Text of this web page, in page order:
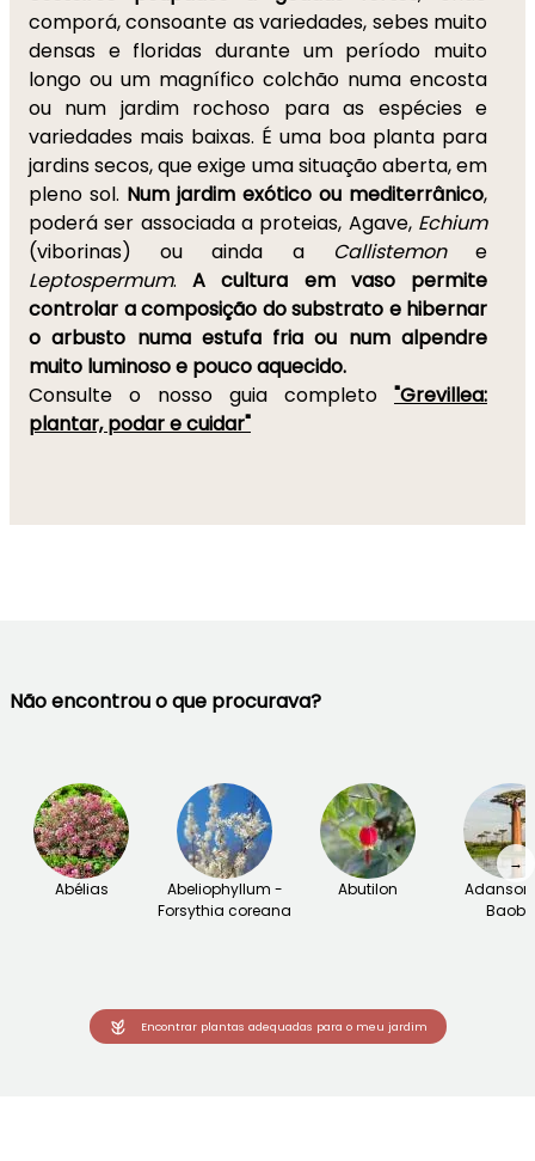
comporá, consoante as variedades, sebes muito
densas e floridas durante um período muito
longo ou um magnífico colchão numa encosta
ou num jardim rochoso para as espécies e
variedades mais baixas. É uma boa planta para
jardins secos, que exige uma situação aberta, em
pleno sol. Num jardim exótico ou mediterrânico,
poderá ser associada a proteias, Agave, Echium
(viborinas) ou ainda a Callistemone
Leptospermum.A cultura em vaso permite
controlar a composição do substrato e hibernar
o arbusto numa estufa fria ou num alpendre
muito luminoso e pouco aquecido.
Consulte o nosso guia completo "Grevillea:
plantar, podar e cuidar"
Não encontrou o que procurava?
Abélias
Abeliophyllum -
Forsythia coreana
Abutilon
Baobá
→
Encontrar plantas adequadas para o meu jardim